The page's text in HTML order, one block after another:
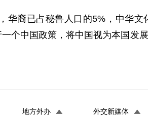
裔已占秘鲁人口的5%，中华文
个中国政策，将中国视为本国发
地方外办 外交新媒体